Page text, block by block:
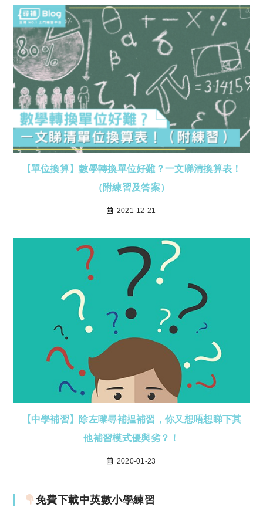
【單位換算】數學轉換單位好難？一文睇清換算表！
（附練習及答案）
2021-12-21
【中學補習】除左嚟尋補揾補習，你又想唔想睇下其
他補習模式優與劣？！
2020-01-23
免費下載中英數小學練習